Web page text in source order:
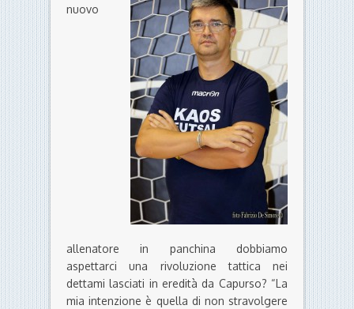
nuovo
allenatore in panchina dobbiamo
aspettarci una rivoluzione tattica nei
dettami lasciati in eredità da Capurso? “La
mia intenzione è quella di non stravolgere